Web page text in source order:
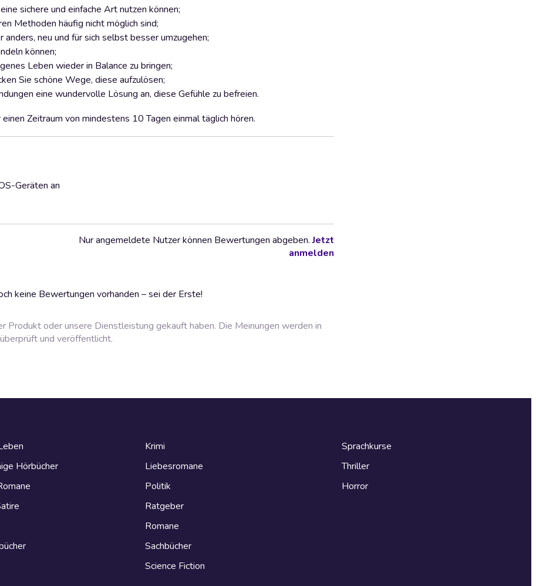
sichere und einfache Art nutzen können;
Methoden häufig nicht möglich sind;
neu und für sich selbst besser umzugehen;
können;
Leben wieder in Balance zu bringen;
Sie schöne Wege, diese aufzulösen;
eine wundervolle Lösung an, diese Gefühle zu befreien.
Zeitraum von mindestens 10 Tagen einmal täglich hören.
Geräten an
keine Bewertungen vorhanden – sei der Erste!
Nur angemeldete Nutzer können Bewertungen abgeben.Jetzt
anmelden
Produkt oder unsere Dienstleistung gekauft haben. Die Meinungen werden in
und veröffentlicht.
Hörbücher
Krimi
Liebesromane
Politik
Ratgeber
Romane
Sachbücher
Science Fiction
Sprachkurse
Thriller
Horror